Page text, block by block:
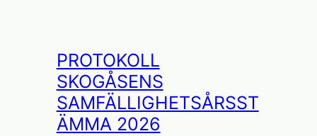
PROTOKOLL
SKOGÅSENS
SAMFÄLLIGHETSÅRSST
ÄMMA 2026